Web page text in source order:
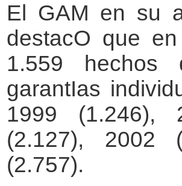
El GAM en su
destacO que
1.559
garantIas
1999 (1.246),
(2.127), 2002
(2.757).